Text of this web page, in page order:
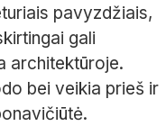
pavyzdžiais,
gali
architektūroje.
bei veikia prieš ir